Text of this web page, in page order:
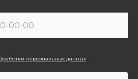
персональных данных